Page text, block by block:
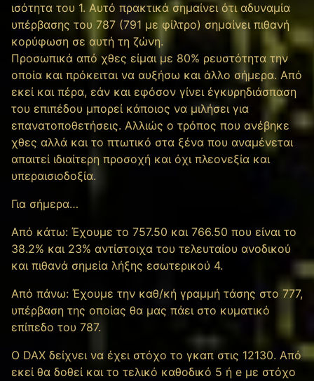
ισότητα του 1. Αυτό πρακτικά σημαίνει ότι αδυναμία
υπέρβασης του 787 (791 με φίλτρο) σημαίνει πιθανή
κορύφωση σε αυτή τη ζώνη.
Προσωπικά από χθες είμαι με 80% ρευστότητα την
οποία και πρόκειται να αυξήσω και άλλο σήμερα. Από
εκεί και πέρα, εάν και εφόσον γίνει έγκυρηδιάσπαση
του επιπέδου μπορεί κάποιος να μιλήσει για
επανατοποθετήσεις. Αλλιώς ο τρόπος που ανέβηκε
χθες αλλά και το πτωτικό στα ξένα που αναμένεται
απαιτεί ιδιαίτερη προσοχή και όχι πλεονεξία και
υπεραισιοδοξία.
Για σήμερα…
Από κάτω: Έχουμε το 757.50 και 766.50 που είναι το
38.2% και 23% αντίστοιχα του τελευταίου ανοδικού
και πιθανά σημεία λήξης εσωτερικού 4.
Από πάνω: Έχουμε την καθ/κή γραμμή τάσης στο 777,
υπέρβαση της οποίας θα μας πάει στο κυματικό
επίπεδο του 787.
Ο DAX δείχνει να έχει στόχο το γκαπ στις 12130. Από
εκεί θα δοθεί και το τελικό καθοδικό 5 ή e με στόχο